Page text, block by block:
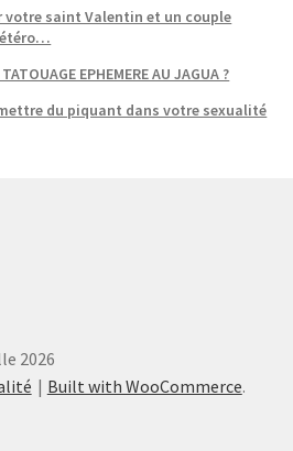
votre saint Valentin et un couple
EPHEMERE AU JAGUA ?
du piquant dans votre sexualité
2026
Built with WooCommerce.